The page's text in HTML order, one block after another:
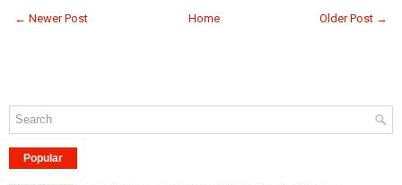
← Newer Post Older Post →
Home
Popular